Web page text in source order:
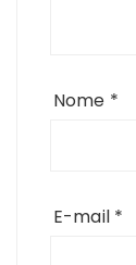
Nome *
E-mail *